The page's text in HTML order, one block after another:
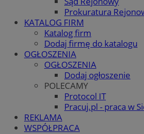
Prokuratura
KATALOG FIRM
Katalog firm
Dodaj firmę do katalogu
OGŁOSZENIA
OGŁOSZENIA
Dodaj ogłoszenie
POLECAMY
Protocol IT
Pracuj.pl - praca w
REKLAMA
WSPÓŁPRACA